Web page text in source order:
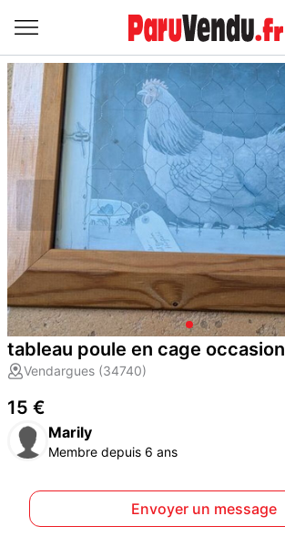
tableau poule en cage occasion
Vendargues (34740)
15 €
Marily
Membre depuis 6 ans
Envoyer un message